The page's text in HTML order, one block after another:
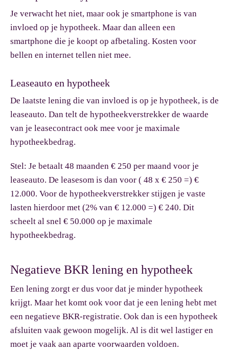
Je verwacht het niet, maar ook je smartphone is van
invloed op je hypotheek. Maar dan alleen een
smartphone die je koopt op afbetaling. Kosten voor
bellen en internet tellen niet mee.
Leaseauto en hypotheek
De laatste lening die van invloed is op je hypotheek, is de
leaseauto. Dan telt de hypotheekverstrekker de waarde
van je leasecontract ook mee voor je maximale
hypotheekbedrag.
Stel: Je betaalt 48 maanden € 250 per maand voor je
leaseauto. De leasesom is dan voor ( 48 x € 250 =) €
12.000. Voor de hypotheekverstrekker stijgen je vaste
lasten hierdoor met (2% van € 12.000 =) € 240. Dit
scheelt al snel € 50.000 op je maximale
hypotheekbedrag.
Negatieve BKR lening en hypotheek
Een lening zorgt er dus voor dat je minder hypotheek
krijgt. Maar het komt ook voor dat je een lening hebt met
een negatieve BKR-registratie. Ook dan is een hypotheek
afsluiten vaak gewoon mogelijk. Al is dit wel lastiger en
moet je vaak aan aparte voorwaarden voldoen.